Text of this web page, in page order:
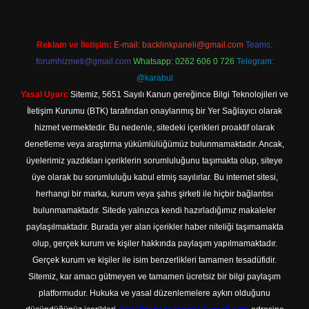
Reklam ve İletişim: E-mail: backlinkpaneli@gmail.com Teams:
forumhizmeti@gmail.com Whatsapp: 0262 606 0 726 Telegram:
@karabul
Yasal Uyarı: Sitemiz, 5651 Sayılı Kanun gereğince Bilgi Teknolojileri ve
İletişim Kurumu (BTK) tarafından onaylanmış bir Yer Sağlayıcı olarak
hizmet vermektedir. Bu nedenle, sitedeki içerikleri proaktif olarak
denetleme veya araştırma yükümlülüğümüz bulunmamaktadır. Ancak,
üyelerimiz yazdıkları içeriklerin sorumluluğunu taşımakta olup, siteye
üye olarak bu sorumluluğu kabul etmiş sayılırlar. Bu internet sitesi,
herhangi bir marka, kurum veya şahıs şirketi ile hiçbir bağlantısı
bulunmamaktadır. Sitede yalnızca kendi hazırladığımız makaleler
paylaşılmaktadır. Burada yer alan içerikler haber niteliği taşımamakta
olup, gerçek kurum ve kişiler hakkında paylaşım yapılmamaktadır.
Gerçek kurum ve kişiler ile isim benzerlikleri tamamen tesadüfidir.
Sitemiz, kar amacı gütmeyen ve tamamen ücretsiz bir bilgi paylaşım
platformudur. Hukuka ve yasal düzenlemelere aykırı olduğunu